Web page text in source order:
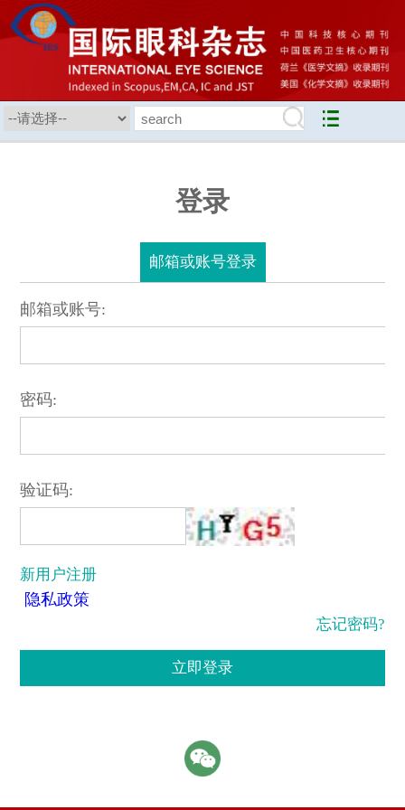
登录
邮箱或账号登录
邮箱或账号:
密码:
验证码:
新用户注册
隐私政策
忘记密码?
立即登录